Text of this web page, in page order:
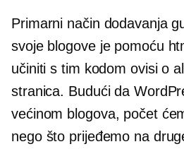
Primarni način dodavanja
svoje blogove je pomoću
učiniti s tim kodom ovisi o
stranica. Budući da
većinom blogova, počet
nego što prijeđemo na